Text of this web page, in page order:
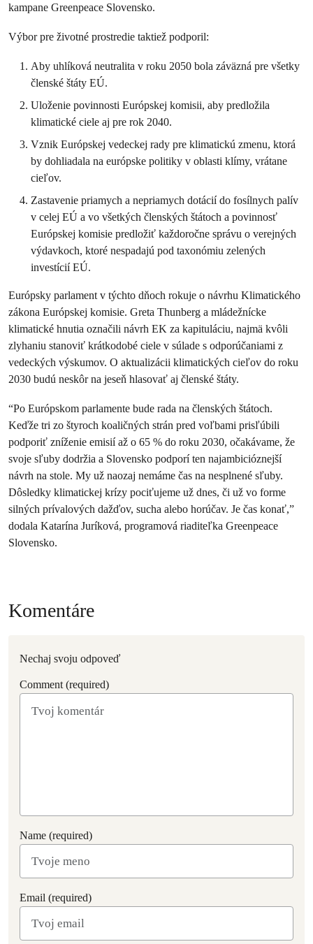
kampane Greenpeace Slovensko.
Výbor pre životné prostredie taktiež podporil:
Aby uhlíková neutralita v roku 2050 bola záväzná pre všetky
členské štáty EÚ.
Uloženie povinnosti Európskej komisii, aby predložila
klimatické ciele aj pre rok 2040.
Vznik Európskej vedeckej rady pre klimatickú zmenu, ktorá
by dohliadala na európske politiky v oblasti klímy, vrátane
cieľov.
Zastavenie priamych a nepriamych dotácií do fosílnych palív
v celej EÚ a vo všetkých členských štátoch a povinnosť
Európskej komisie predložiť každoročne správu o verejných
výdavkoch, ktoré nespadajú pod taxonómiu zelených
investícií EÚ.
Európsky parlament v týchto dňoch rokuje o návrhu Klimatického
zákona Európskej komisie. Greta Thunberg a mládežnícke
klimatické hnutia označili návrh EK za kapituláciu, najmä kvôli
zlyhaniu stanoviť krátkodobé ciele v súlade s odporúčaniami z
vedeckých výskumov. O aktualizácii klimatických cieľov do roku
2030 budú neskôr na jeseň hlasovať aj členské štáty.
“Po Európskom parlamente bude rada na členských štátoch.
Keďže tri zo štyroch koaličných strán pred voľbami prisľúbili
podporiť zníženie emisií až o 65 % do roku 2030, očakávame, že
svoje sľuby dodržia a Slovensko podporí ten najambicióznejší
návrh na stole. My už naozaj nemáme čas na nesplnené sľuby.
Dôsledky klimatickej krízy pociťujeme už dnes, či už vo forme
silných prívalových dažďov, sucha alebo horúčav. Je čas konať,”
dodala Katarína Juríková, programová riaditeľka Greenpeace
Slovensko.
Komentáre
Nechaj svoju odpoveď
Comment (required)
Name (required)
Email (required)